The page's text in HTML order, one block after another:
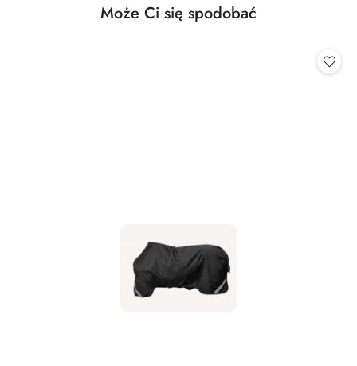
Pomiń karuzelę produktów
Produkty
Może Ci się spodobać